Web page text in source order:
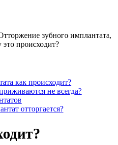
зубного имплантата,
происходит?
как происходит?
не всегда?
отторгается?